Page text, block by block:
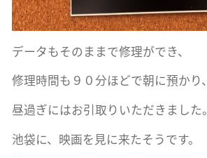
データもそのままで修理ができ、
修理時間も９０分ほどで朝に預かり、
昼過ぎにはお引取りいただきました。
池袋に、映画を見に来たそうです。